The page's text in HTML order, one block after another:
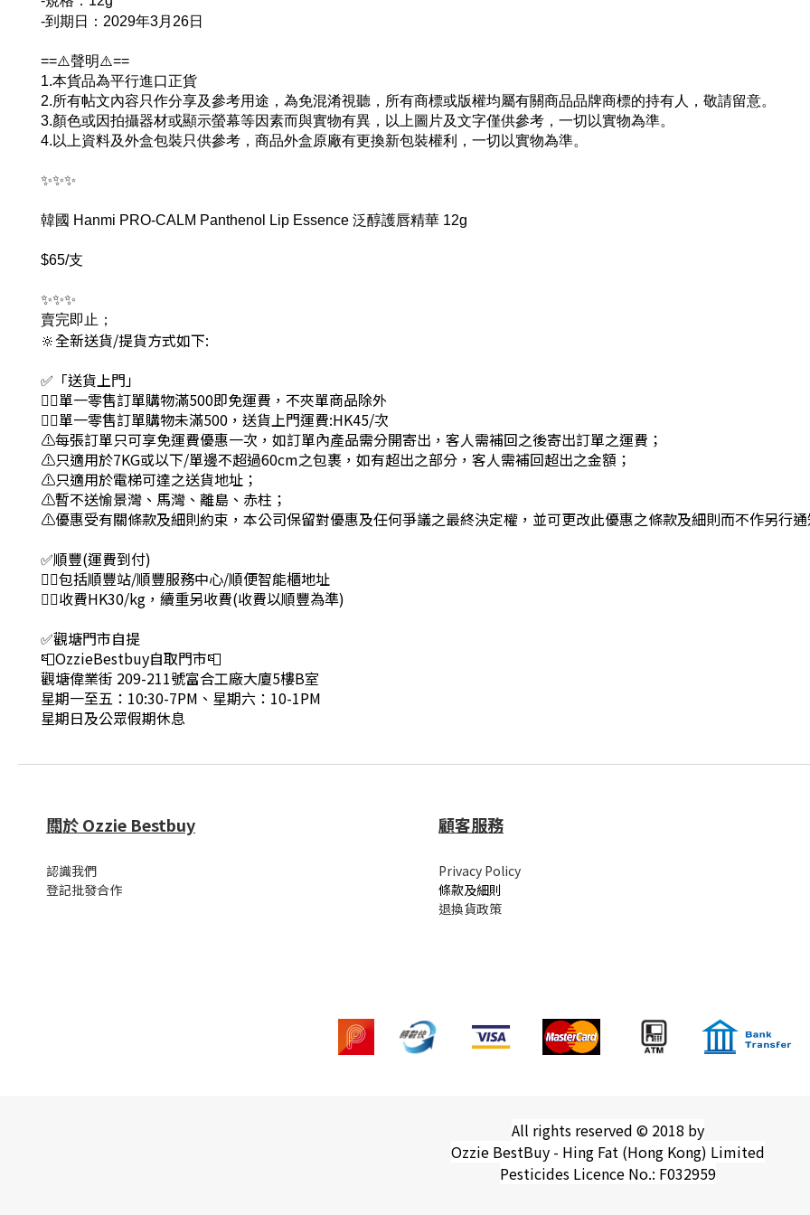
-到期日：2029年3月26日
==⚠️聲明⚠️==
1.本貨品為平行進口正貨
2.所有帖文內容只作分享及參考用途，為免混淆視聽，所有商標或版權均屬有關商品品牌商標的持有人，敬請留意。
3.顏色或因拍攝器材或顯示螢幕等因素而與實物有異，以上圖片及文字僅供參考，一切以實物為準。
4.以上資料及外盒包裝只供參考，商品外盒原廠有更換新包裝權利，一切以實物為準。
✨✨✨
韓國 Hanmi PRO-CALM Panthenol Lip Essence 泛醇護唇精華 12g
$65/支
✨✨✨
賣完即止；
🔆全新送貨/提貨方式如下:
✅「送貨上門」
👉🏻單一零售訂單購物滿500即免運費，不夾單商品除外
👉🏻單一零售訂單購物未滿500，送貨上門運費:HK45/次
⚠每張訂單只可享免運費優惠一次，如訂單內產品需分開寄出，客人需補回之後寄出訂單之運費；
⚠只適用於7KG或以下/單邊不超過60cm之包裹，如有超出之部分，客人需補回超出之金額；
⚠只適用於電梯可達之送貨地址；
⚠暫不送愉景灣、馬灣、離島、赤柱；
⚠優惠受有關條款及細則約束，本公司保留對優惠及任何爭議之最終決定權，並可更改此優惠之條款及細則而不作另行
✅順豐(運費到付)
👉🏻包括順豐站/順豐服務中心/順便智能櫃地址
👉🏻收費HK30/kg，續重另收費(收費以順豐為準)
✅觀塘門市自提
📮OzzieBestbuy自取門市📮
觀塘偉業街 209-211號富合工廠大廈5樓B室
星期一至五：10:30-7PM、星期六：10-1PM
星期日及公眾假期休息
關於 Ozzie Bestbuy
認識我們
登記批發合作
顧客服務
Privacy Policy
條款及細則
退換貨政策
All rights reserved © 2018 by
Ozzie BestBuy - Hing Fat (Hong Kong) Limited
Pesticides Licence No.: F032959